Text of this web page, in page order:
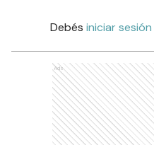
Debés iniciar sesión
Ads